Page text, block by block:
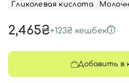
Гликолевая кислота
2,465₴+123₴ кешбек
Добавить в